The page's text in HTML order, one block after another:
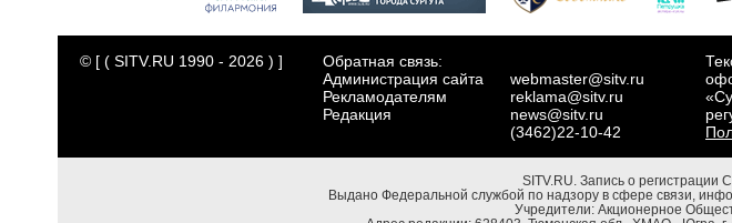
© [ ( SITV.RU 1990 - 2026 ) ]
Обратная связь:
Администрация сайта
Рекламодателям
Редакция
webmaster@sitv.ru
reklama@sitv.ru
news@sitv.ru
(3462)22-10-42
SITV.RU. Запись о
Выдано Федеральной службой по надзору в сфере связи,
Учредители: Акционерное